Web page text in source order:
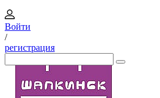
Войти
/
регистрация